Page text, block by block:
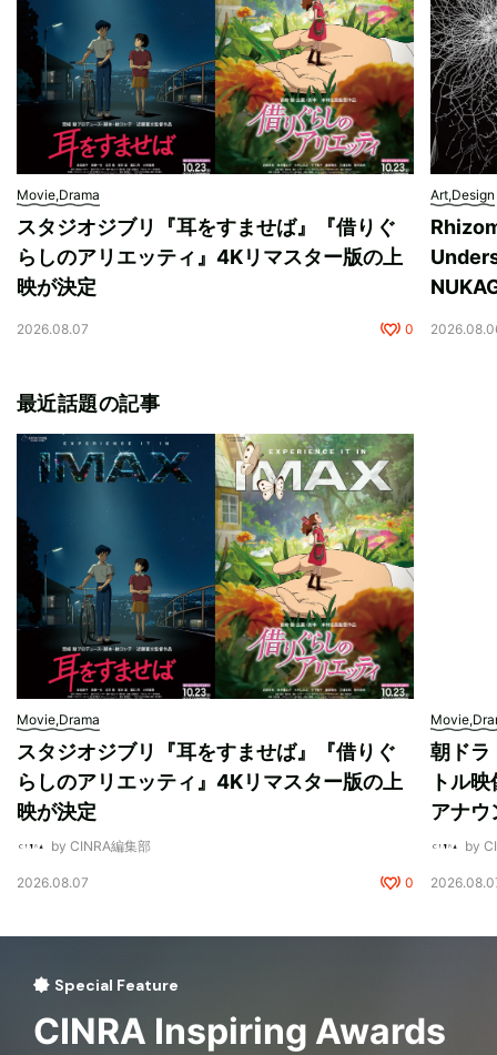
Movie,Drama
スタジオジブリ『耳をすませば』『借りぐ
らしのアリエッティ』4Kリマスター版の上
映が決定
2026.08.07 0
Art,Design
最近話題の記事
Movie,Drama
スタジオジブリ『耳をすませば』『借りぐ
らしのアリエッティ』4Kリマスター版の上
映が決定
by CINRA編集部
2026.08.07 0
朝ドラ
トル
アナウ
by
Special Feature
CINRA Inspiring Awards